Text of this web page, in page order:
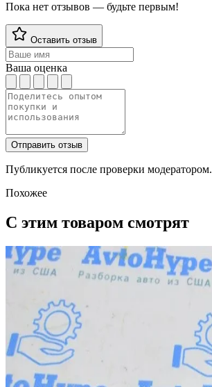
Пока нет отзывов — будьте первым!
Оставить отзыв
Ваша оценка
Отправить отзыв
Публикуется после проверки модератором.
Похожее
С этим товаром смотрят